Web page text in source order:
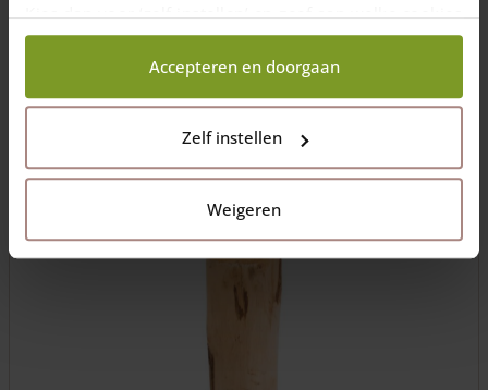
Kies dan voor ‘zelf instellen’ en geef aan welke cookies
wij wel mogen verzamelen.
Accepteren en doorgaan
Zelf instellen
Weigeren
een overzicht van onze richtlijnen en nog wat andere handige